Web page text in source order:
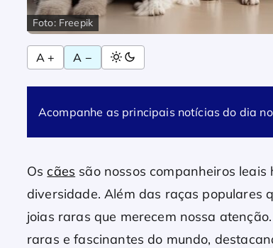
Foto: Freepik
A + A −
Acompanhe as principais notícias do dia
Oscães são nossos companheiros
diversidade. Além das raças populares
joias raras que merecem nossa
raras e fascinantes do mundo,